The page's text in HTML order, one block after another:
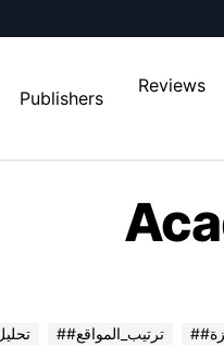
Publishers
Reviews
##ترتيب_المواقع